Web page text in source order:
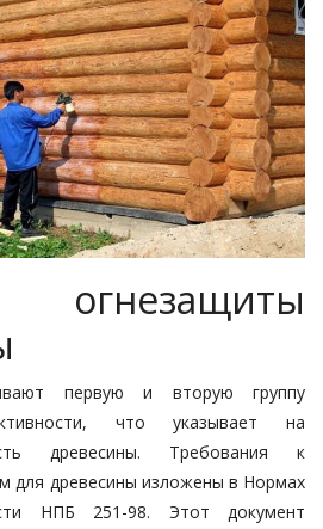
первую и вторую группу
что указывает на
древесины. Требования к
для древесины изложены в Нормах
НПБ 251-98. Этот документ